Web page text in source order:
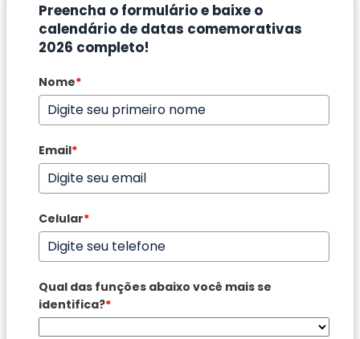
Preencha o formulário e baixe o
calendário de datas comemorativas
2026 completo!
Nome*
Email*
Celular*
Qual das funções abaixo você mais se
identifica?*